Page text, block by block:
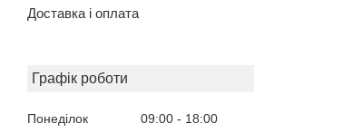
Доставка і оплата
Графік роботи
Понеділок 09:00
18:00